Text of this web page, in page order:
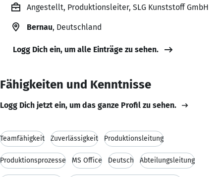
Angestellt, Produktionsleiter, SLG Kunststoff GmbH
Bernau, Deutschland
Logg Dich ein, um alle Einträge zu sehen.
Fähigkeiten und Kenntnisse
Logg Dich jetzt ein, um das ganze Profil zu sehen.
Teamfähigkeit Zuverlässigkeit Produktionsleitung
Produktionsprozesse MS Office Deutsch Abteilungsleitung